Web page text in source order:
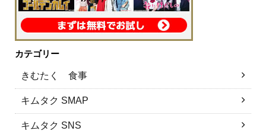
カテゴリー
きむたく 食事
キムタク SMAP
キムタク SNS